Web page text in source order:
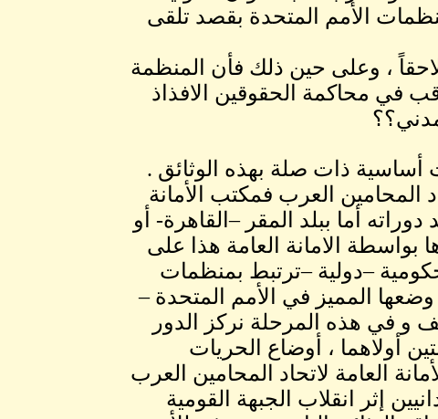
الأمم المتحدة بقصد تلقى
، وعلى حين ذلك فأن المنظمة
في محاكمة الحقوقين الافذاذ
أساسية ذات صلة بهذه الوثائق .
لاتحاد المحامين العرب فمكتب الأمانة
أما ببلد المقر –القاهرة- أو
بواسطة الامانة العامة هذا على
حكومية –دولية –ترتبط بمنظمات
وضعها المميز في الأمم المتحدة –
و في هذه المرحلة نركز الدور
أولاهما ، أوضاع الحريات
العامة لاتحاد المحامين العرب
إثر انقلاب الجبهة القومية